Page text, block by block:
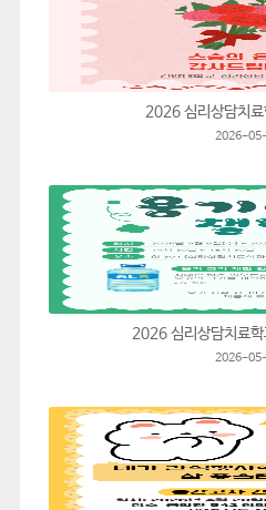
2026 심리상담치
2026-
2026 심리상담치료학
2026-